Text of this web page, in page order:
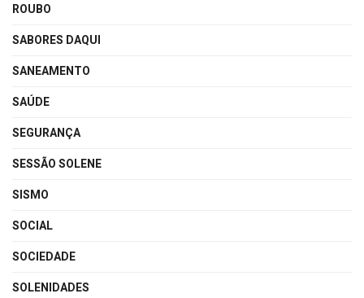
ROUBO
SABORES DAQUI
SANEAMENTO
SAÚDE
SEGURANÇA
SESSÃO SOLENE
SISMO
SOCIAL
SOCIEDADE
SOLENIDADES